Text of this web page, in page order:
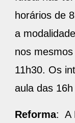
horários de
a
nos
11h30. Os
aula das
Reforma: A